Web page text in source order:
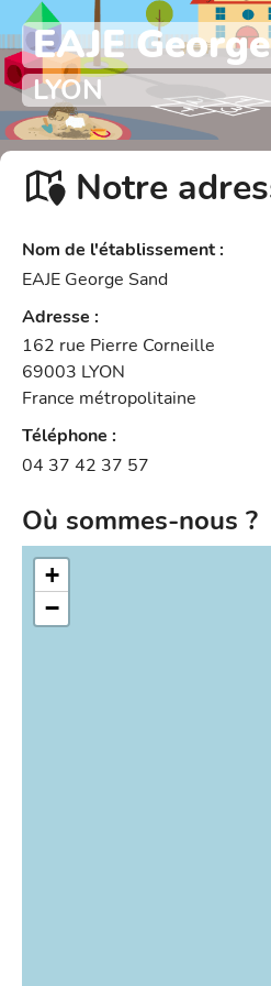
EAJE
LYON
Notre
Nom de l'établissement :
EAJE George Sand
Adresse :
162 rue Pierre Corneille
69003 LYON
France métropolitaine
Téléphone :
04 37 42 37 57
Où sommes-nous ?
+
−